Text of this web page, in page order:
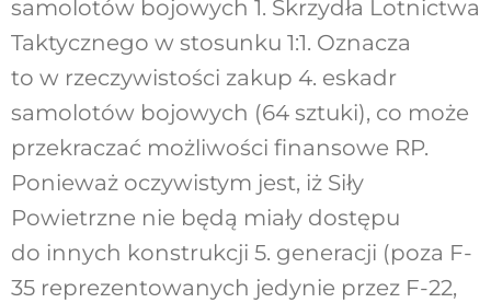
samolotów bojowych 1. Skrzydła Lotnictwa
Taktycznego w stosunku 1:1. Oznacza
to w rzeczywistości zakup 4. eskadr
samolotów bojowych (64 sztuki), co może
przekraczać możliwości finansowe RP.
Ponieważ oczywistym jest, iż Siły
Powietrzne nie będą miały dostępu
do innych konstrukcji 5. generacji (poza F-
35 reprezentowanych jedynie przez F-22,